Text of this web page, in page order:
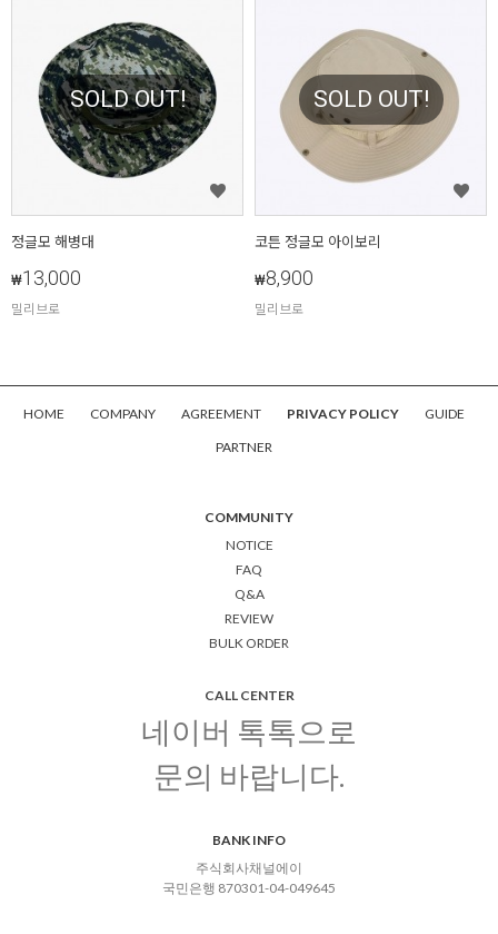
SOLD OUT!
정글모 해병대
₩13,000
밀리브로
SOLD OUT!
코튼 정글모 아이보리
₩8,900
밀리브로
HOME COMPANY AGREEMENT PRIVACY POLICY
GUIDE
PARTNER
COMMUNITY
NOTICE
FAQ
Q&A
REVIEW
BULK ORDER
CALL CENTER
네이버 톡톡으로
문의 바랍니다.
BANK INFO
주식회사채널에이
국민은행 870301-04-049645